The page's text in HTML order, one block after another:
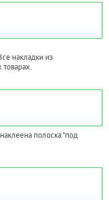
накладки из
полоска "под